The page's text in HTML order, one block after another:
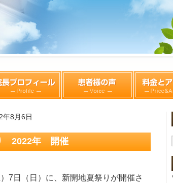
年8月6日
2022年 開催
7日（日）に、新開地夏祭りが開催さ